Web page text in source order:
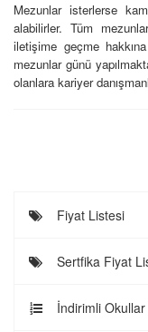
Mezunlar isterlerse
alabilirler. Tüm
iletişime geçme
mezunlar günü
olanlara kariyer
Fiyat Listesi
Sertfika Fiyat
İndirimli